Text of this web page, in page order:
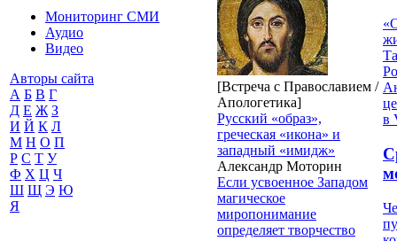
Мониторинг СМИ
Аудио
Видео
Авторы сайта
А Б В Г
Д Е Ж З
И Й К Л
М Н О П
Р С Т У
Ф Х Ц Ч
Ш Щ Э Ю
Я
[Встреча с Православием /
Апологетика]
Русский «образ»,
греческая «икона» и
западный «имидж»
Александр Моторин
Если усвоенное Западом
магическое
миропонимание
определяет творчество
в